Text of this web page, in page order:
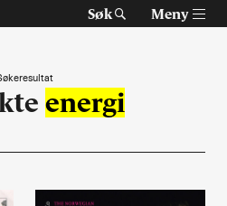
Søk Meny
energi